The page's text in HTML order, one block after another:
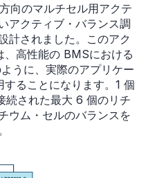
向のマルチセル用アクテ
アクティブ・バランス調
計されました。このアク
高性能の BMSにおける
うに、実際のアプリケー
ることになります。1 個
続された最大 6 個のリチ
ウム・セルのバランスを